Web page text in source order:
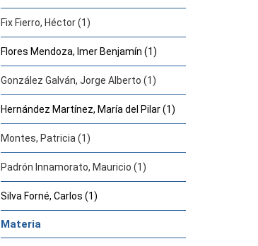
Fix Fierro, Héctor (1)
Flores Mendoza, Imer Benjamín (1)
González Galván, Jorge Alberto (1)
Hernández Martínez, María del Pilar (1)
Montes, Patricia (1)
Padrón Innamorato, Mauricio (1)
Silva Forné, Carlos (1)
Materia